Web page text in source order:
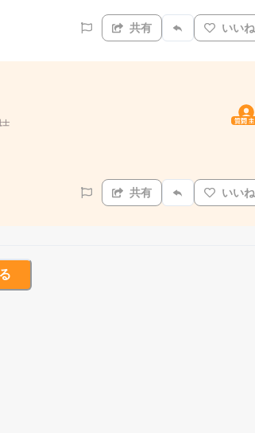
共有 いいね
質問主
共有 いいね